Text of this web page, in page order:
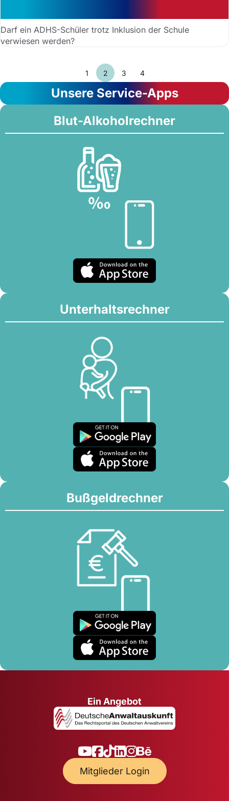
Darf ein ADHS-Schüler trotz Inklusion der Schule
verwiesen werden?
1 2 3 4
Unsere Service-Apps
Blut-Alkoholrechner
Unterhaltsrechner
Bußgeldrechner
Ein Angebot
Mitglieder Login